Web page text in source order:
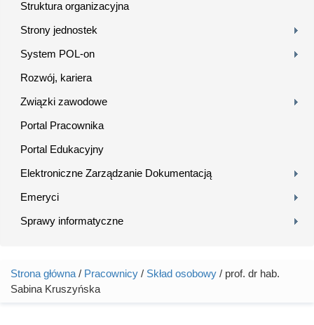
Struktura organizacyjna
Strony jednostek
System POL-on
Rozwój, kariera
Związki zawodowe
Portal Pracownika
Portal Edukacyjny
Elektroniczne Zarządzanie Dokumentacją
Emeryci
Sprawy informatyczne
Jesteś tutaj
Strona główna / Pracownicy / Skład osobowy / prof. dr hab.
Sabina Kruszyńska